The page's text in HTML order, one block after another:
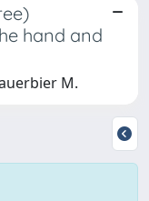
hand and
M.